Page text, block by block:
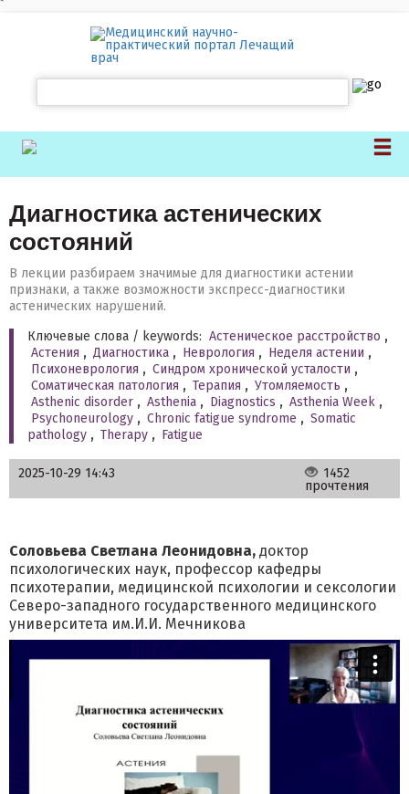
`
Диагностика астенических
состояний
В лекции разбираем значимые для диагностики астении
признаки, а также возможности экспресс-диагностики
астенических нарушений.
Ключевые слова / keywords: Астеническое расстройство ,
Астения , Диагностика , Неврология , Неделя астении ,
Психоневрология , Синдром хронической усталости ,
Соматическая патология , Терапия , Утомляемость ,
Asthenic disorder , Asthenia , Diagnostics , Asthenia Week ,
Psychoneurology , Chronic fatigue syndrome , Somatic
pathology , Therapy , Fatigue
2025-10-29 14:43
1452
прочтения
Соловьева Светлана Леонидовна, доктор
психологических наук, профессор кафедры
психотерапии, медицинской психологии и сексологии
Северо-западного государственного медицинского
университета им.И.И. Мечникова